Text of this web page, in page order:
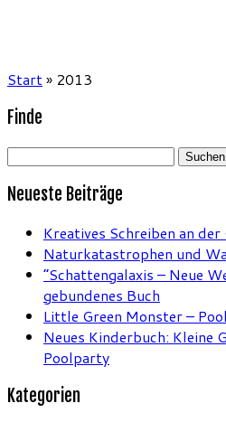
Start» 2013
Finde
Suchen
Neueste Beiträge
Kreatives Schreiben an
Naturkatastrophen und
“Schattengalaxis – Neue
gebundenes Buch
Little Green Monster –
Neues Kinderbuch: Kleine
Poolparty
Kategorien